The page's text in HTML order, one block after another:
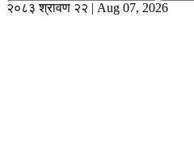
२०८३ श्रावण २२ | Aug 07, 2026